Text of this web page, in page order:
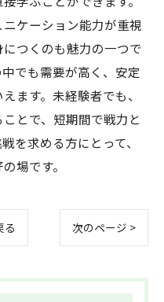
ケーション能力が重視
つくのも魅力の一つで
でも需要が高く、安定
ます。未経験者でも、
とで、短期間で戦力と
を求める方にとって、
場です。
る 次のページ >